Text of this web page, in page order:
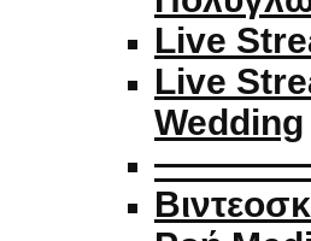
Live
Live
Wedding